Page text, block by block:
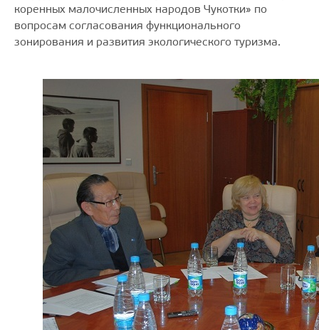
коренных малочисленных народов Чукотки» по
вопросам согласования функционального
зонирования и развития экологического туризма.